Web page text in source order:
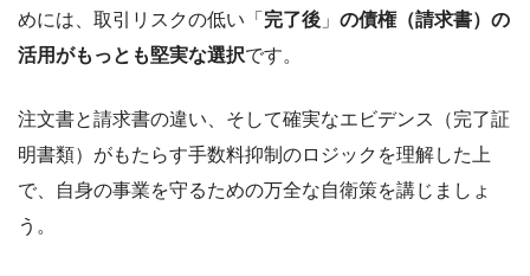
めには、取引リスクの低い「 完了後 」 の債権（請求書）の
活用がもっとも堅実な選択です。
注文書と請求書の違い、そして確実なエビデンス（完了証
明書類）がもたらす手数料抑制のロジックを理解した上
で、自身の事業を守るための万全な自衛策を講じましょ
う。